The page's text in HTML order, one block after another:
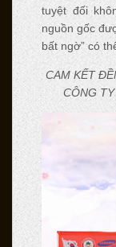
tuyệt đối
nguồn gốc
bất ngờ” có
CAM KẾT
CÔNG